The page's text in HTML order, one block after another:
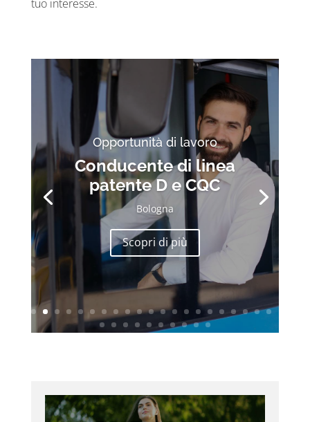
tuo interesse.
Opportunità di lavoro
Conducente di linea
patente D e CQC
Bologna
Scopri di più